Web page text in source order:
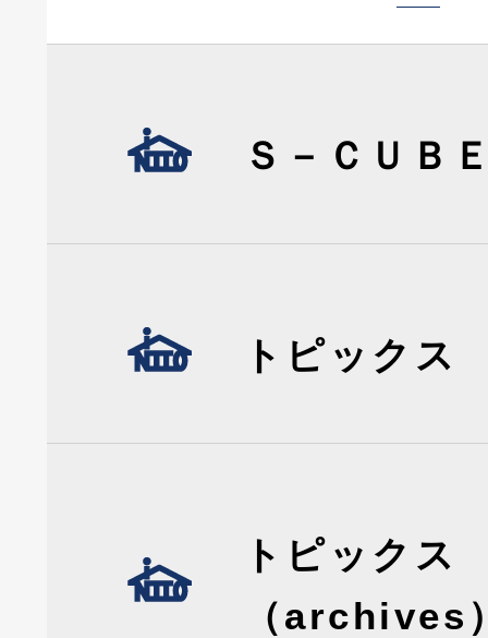
Ｓ－ＣＵＢ
トピックス
トピックス
（archives